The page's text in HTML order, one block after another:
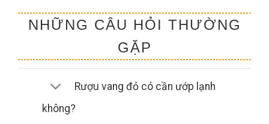
NHỮNG CÂU HỎI THƯỜNG
GẶP
Rượu vang đỏ có cần ướp lạnh
không?